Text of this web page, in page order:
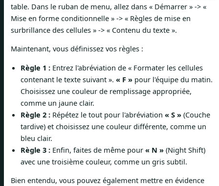
table. Dans le ruban de menu, allez dans « Démarrer » -> «
Mise en forme conditionnelle » -> « Règles de mise en
surbrillance des cellules » -> « Contenu du texte ».
Maintenant, vous définissez vos règles :
Règle 1 : Entrez l'abréviation de « Formater les cellules
contenant le texte suivant ». « F » pour l'équipe du matin.
Choisissez une couleur de remplissage appropriée,
comme un jaune clair.
Règle 2 : Répétez le tout pour l'abréviation « S » (Couche
tardive) et choisissez une couleur différente, comme un
bleu clair.
Règle 3 : Enfin, faites de même pour « N » (Night Shift)
avec une troisième couleur, comme un gris subtil.
Bien entendu, vous pouvez également mettre en évidence